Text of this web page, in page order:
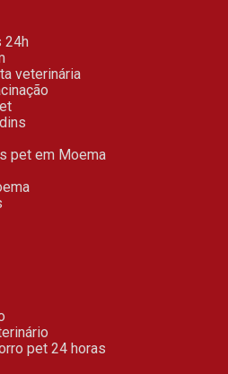
24h
veterinária
pet em Moema
pet 24 horas